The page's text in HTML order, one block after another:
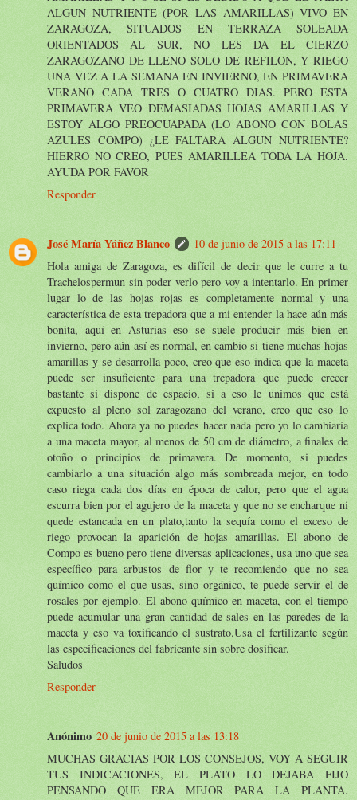
ALGUN NUTRIENTE (POR LAS AMARILLAS) VIVO EN
ZARAGOZA, SITUADOS EN TERRAZA SOLEADA
ORIENTADOS AL SUR, NO LES DA EL CIERZO
ZARAGOZANO DE LLENO SOLO DE REFILON, Y RIEGO
UNA VEZ A LA SEMANA EN INVIERNO, EN PRIMAVERA
VERANO CADA TRES O CUATRO DIAS. PERO ESTA
PRIMAVERA VEO DEMASIADAS HOJAS AMARILLAS Y
ESTOY ALGO PREOCUAPADA (LO ABONO CON BOLAS
AZULES COMPO) ¿LE FALTARA ALGUN NUTRIENTE?
HIERRO NO CREO, PUES AMARILLEA TODA LA HOJA.
AYUDA POR FAVOR
Responder
José María Yáñez Blanco
10 de junio de 2015 a las 17:11
Hola amiga de Zaragoza, es difícil de decir que le curre a tu
Trachelospermun sin poder verlo pero voy a intentarlo. En primer
lugar lo de las hojas rojas es completamente normal y una
característica de esta trepadora que a mi entender la hace aún más
bonita, aquí en Asturias eso se suele producir más bien en
invierno, pero aún así es normal, en cambio si tiene muchas hojas
amarillas y se desarrolla poco, creo que eso indica que la maceta
puede ser insuficiente para una trepadora que puede crecer
bastante si dispone de espacio, si a eso le unimos que está
expuesto al pleno sol zaragozano del verano, creo que eso lo
explica todo. Ahora ya no puedes hacer nada pero yo lo cambiaría
a una maceta mayor, al menos de 50 cm de diámetro, a finales de
otoño o principios de primavera. De momento, si puedes
cambiarlo a una situación algo más sombreada mejor, en todo
caso riega cada dos días en época de calor, pero que el agua
escurra bien por el agujero de la maceta y que no se encharque ni
quede estancada en un plato,tanto la sequía como el exceso de
riego provocan la aparición de hojas amarillas. El abono de
Compo es bueno pero tiene diversas aplicaciones, usa uno que sea
específico para arbustos de flor y te recomiendo que no sea
químico como el que usas, sino orgánico, te puede servir el de
rosales por ejemplo. El abono químico en maceta, con el tiempo
puede acumular una gran cantidad de sales en las paredes de la
maceta y eso va toxificando el sustrato.Usa el fertilizante según
las especificaciones del fabricante sin sobre dosificar.
Saludos
Responder
Anónimo 20 de junio de 2015 a las 13:18
MUCHAS GRACIAS POR LOS CONSEJOS, VOY A SEGUIR
TUS INDICACIONES, EL PLATO LO DEJABA FIJO
PENSANDO QUE ERA MEJOR PARA LA PLANTA.